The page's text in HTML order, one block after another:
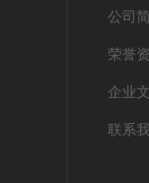
公司
荣誉
企业
联系